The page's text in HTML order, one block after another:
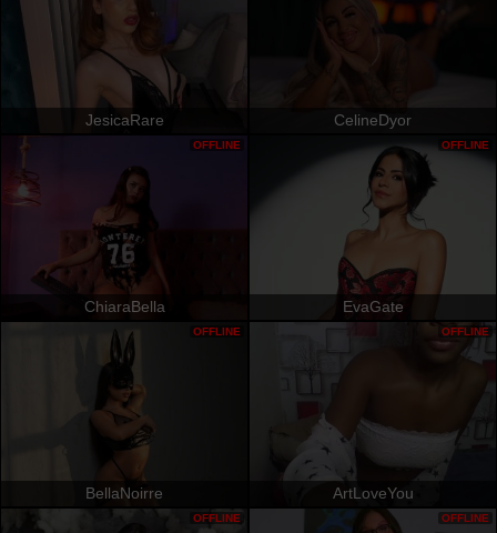
JesicaRare CelineDyor
ChiaraBella
OFFLINE
EvaGate
OFFLINE
BellaNoirre
OFFLINE
ArtLoveYou
OFFLINE
OFFLINE OFFLINE